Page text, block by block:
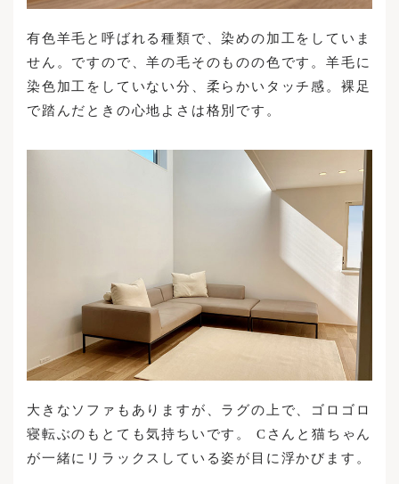
有色羊毛と呼ばれる種類で、染めの加工をしていま
せん。ですので、羊の毛そのものの色です。羊毛に
染色加工をしていない分、柔らかいタッチ感。裸足
で踏んだときの心地よさは格別です。
大きなソファもありますが、ラグの上で、ゴロゴロ
寝転ぶのもとても気持ちいです。 Cさんと猫ちゃん
が一緒にリラックスしている姿が目に浮かびます。